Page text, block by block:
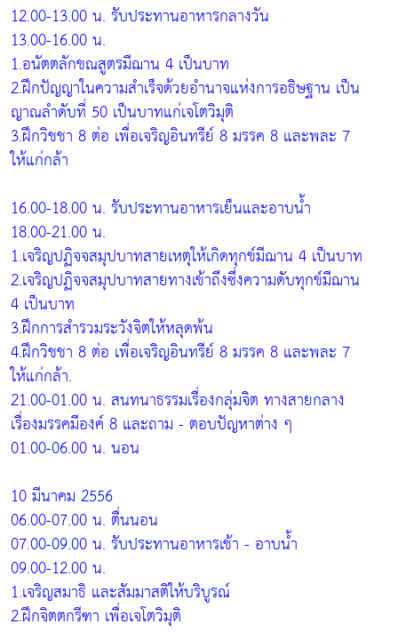
12.00-13.00 น. รับประทานอาหารกลางวัน
13.00-16.00 น.
1.อนัตตลักขณสูตรมีฌาน 4 เป็นบาท
2.ฝึกปัญญาในความสำเร็จด้วยอำนาจแห่งการอธิษฐาน เป็น
ญาณลำดับที่ 50 เป็นบาทแก่เจโตวิมุติ
3.ฝึกวิชชา 8 ต่อ เพื่อเจริญอินทรีย์ 8 มรรค 8 และพละ 7
ให้แก่กล้า
16.00-18.00 น. รับประทานอาหารเย็นและอาบน้ำ
18.00-21.00 น.
1.เจริญปฏิจจสมุปบาทสายเหตุให้เกิดทุกข์มีฌาน 4 เป็นบาท
2.เจริญปฏิจจสมุปบาทสายทางเข้าถึงซึ่งความดับทุกข์มีฌาน
4 เป็นบาท
3.ฝึกการสำรวมระวังจิตให้หลุดพ้น
4.ฝึกวิชชา 8 ต่อ เพื่อเจริญอินทรีย์ 8 มรรค 8 และพละ 7
ให้แก่กล้า.
21.00-01.00 น. สนทนาธรรมเรื่องกลุ่มจิต ทางสายกลาง
เรื่องมรรคมีองค์ 8 และถาม - ตอบปัญหาต่าง ๆ
01.00-06.00 น. นอน
10 มีนาคม 2556
06.00-07.00 น. ตื่นนอน
07.00-09.00 น. รับประทานอาหารเช้า - อาบน้ำ
09.00-12.00 น.
1.เจริญสมาธิ และสัมมาสติให้บริบูรณ์
2.ฝึกจิตตกรีฑา เพื่อเจโตวิมุติ